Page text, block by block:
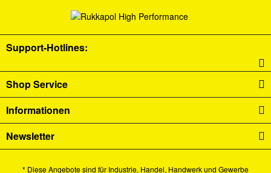
Support-Hotlines:
Shop Service
Informationen
Newsletter
* Diese Angebote sind für Industrie, Handel, Handwerk und Gewerbe